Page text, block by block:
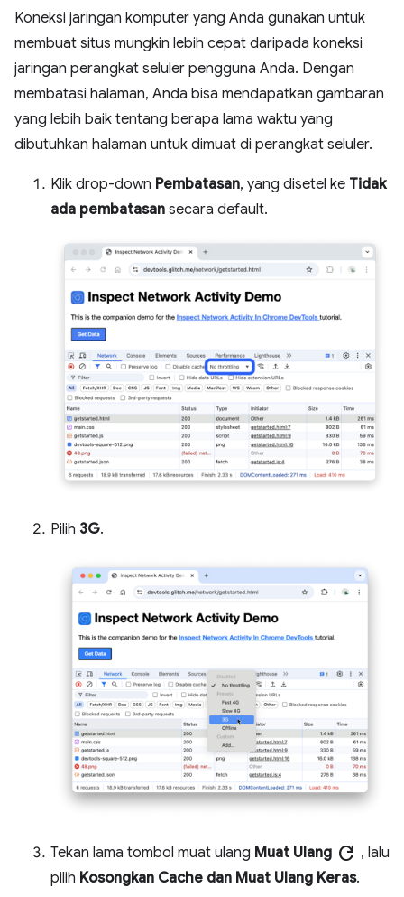
Koneksi jaringan komputer yang Anda gunakan untuk
membuat situs mungkin lebih cepat daripada koneksi
jaringan perangkat seluler pengguna Anda. Dengan
membatasi halaman, Anda bisa mendapatkan gambaran
yang lebih baik tentang berapa lama waktu yang
dibutuhkan halaman untuk dimuat di perangkat seluler.
Klik drop-down Pembatasan, yang disetel ke Tidak
ada pembatasan secara default.
Pilih 3G.
Tekan lama tombol muat ulang Muat Ulang refresh , lalu
pilih Kosongkan Cache dan Muat Ulang Keras.